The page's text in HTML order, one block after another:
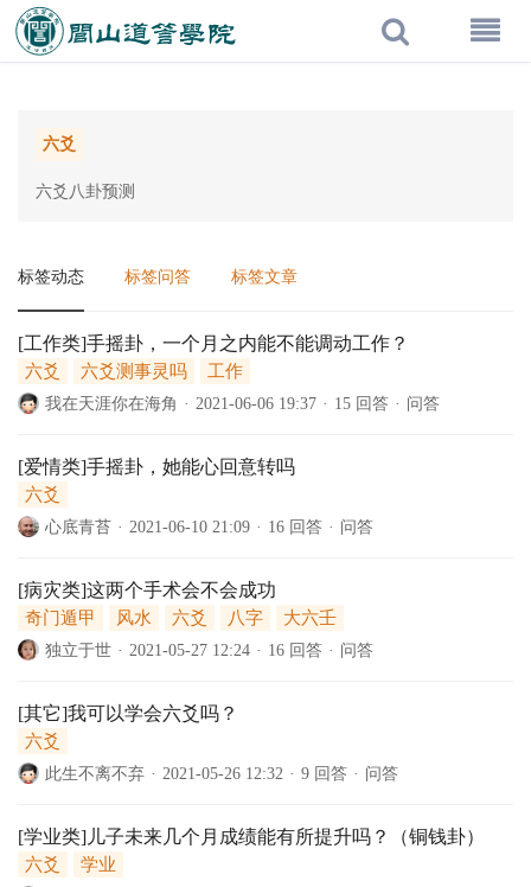
六爻
六爻八卦预测
标签动态 标签问答 标签文章
[工作类]手摇卦，一个月之内能不能调动工作？
六爻 六爻测事灵吗 工作
我在天涯你在海角 · 2021-06-06 19:37 · 15 回答 · 问答
[爱情类]手摇卦，她能心回意转吗
六爻
心底青苔 · 2021-06-10 21:09 · 16 回答 · 问答
[病灾类]这两个手术会不会成功
奇门遁甲 风水 六爻 八字 大六壬
独立于世 · 2021-05-27 12:24 · 16 回答 · 问答
[其它]我可以学会六爻吗？
六爻
此生不离不弃 · 2021-05-26 12:32 · 9 回答 · 问答
[学业类]儿子未来几个月成绩能有所提升吗？（铜钱卦）
六爻 学业